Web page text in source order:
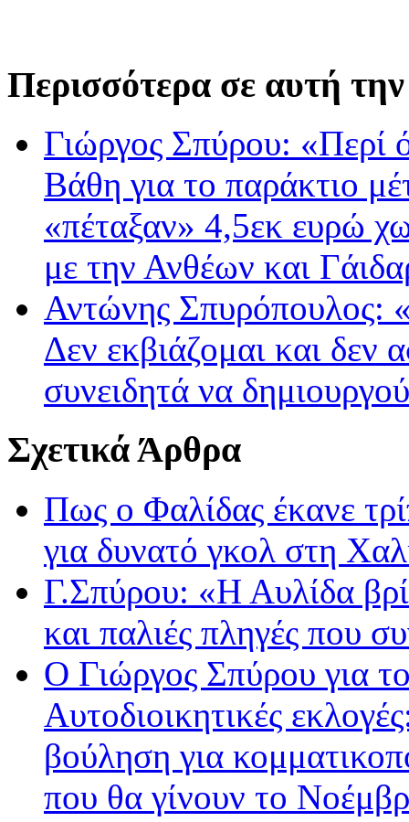
Περισσότερα σε αυτή
Γιώργος Σπύρου: «Περί
Βάθη για το παράκτιο
«πέταξαν» 4,5εκ ευρώ
με την Ανθέων και
Αντώνης Σπυρόπουλος:
Δεν εκβιάζομαι και δεν
συνειδητά να
Σχετικά Άρθρα
Πως ο Φαλίδας έκανε
για δυνατό γκολ στη
Γ.Σπύρου: «Η Αυλίδα
και παλιές πληγές που
Ο Γιώργος Σπύρου για
Αυτοδιοικητικές
βούληση για
που θα γίνουν το